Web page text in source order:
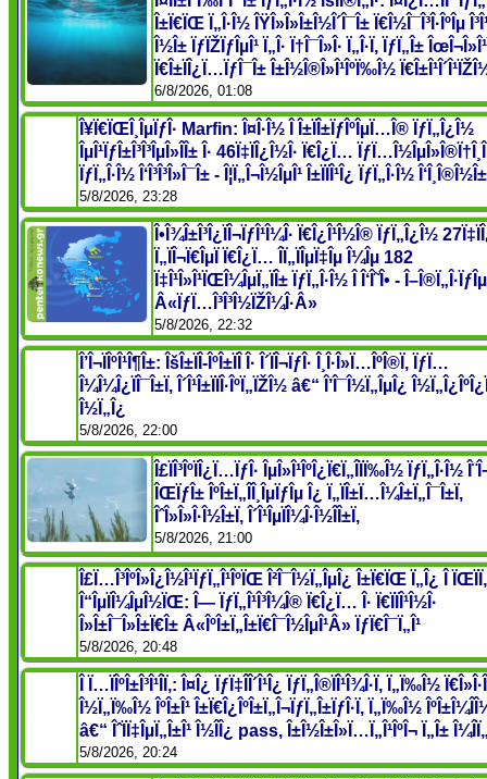
Î±Ï€ÏŒ Ï„Î·Î½ ÎŸÎ»Î»Î±Î½Î´Î¯Î± Ï€Î½Î¯Î³Î·ÎºÎµ
Î½Î± ÏƒÏŽÏƒÎµÎ¹ Ï„Î· Ï†Î¯Î»Î· Ï„Î·Ï‚ ÏƒÏ„Î±
Ï€Î±ÏÎ¿Ï…ÏƒÎ¯Î± Î±Î½Î®Î»Î¹ÎºÏ‰Î½
6/8/2026, 01:08
Î¥Ï€ÏŒÎ¸ÎµÏƒÎ· Marfin: Î¤Î·Î½ Î Î±ÏÎ±ÏƒÎºÎµÏ…Î® ÏƒÏ„Î¿Î½
ÎµÎ¹ÏƒÎ±Î³Î³ÎµÎ»Î­Î± Î· 46Ï‡ÏÎ¿Î½Î· Ï€Î¿Ï…
ÏƒÏ„Î·Î½ Î‘Î³Î³Î»Î¯Î± - Î¦Ï„Î¬Î½ÎµÎ¹ Î±ÏÏÎ¹Î¿ ÏƒÏ„Î·Î½ Î‘Î¸Î®Î½Î±
5/8/2026, 23:28
Î•Î¾Î±Î³Î¿ÏÎ¬ÏƒÎ¹Î¼Î· Ï€Î¿Î¹Î½Î® ÏƒÏ„Î¿Î½
Ï„ÏÎ¬Ï€ÎµÏ Ï€Î¿Ï… Î­Ï„ÏÎµÏ‡Îµ Î¼Îµ 182
Ï‡Î¹Î»Î¹ÏŒÎ¼ÎµÏ„ÏÎ± ÏƒÏ„Î·Î½ Î Î‘Î˜Î• - Î–Î®Ï„Î·ÏƒÎµ
Â«ÏƒÏ…Î³Î³Î½ÏŽÎ¼Î·Â»
5/8/2026, 22:32
Î’Î¬ÏÎºÎ¹Î¶Î±: ÎšÎ±ÏÎ­-ÎºÎ±ÏÎ­ Î· Î´ÏÎ¬ÏƒÎ· Î¸Î·Î»Ï…ÎºÎ®Ï‚ ÏƒÏ…
Î¼Î¼Î¿ÏÎ¯Î±Ï‚ Î´Î¹Î±ÏÏÎ·ÎºÏ„ÏŽÎ½ â€“ Î’Î¯Î½Ï„ÎµÎ¿
Î½Ï„Î¿
5/8/2026, 22:00
Î£ÏÎ³ÎºÏÎ¿Ï…ÏƒÎ· ÎµÎ»Î¹ÎºÎ¿Ï€Ï„Î­ÏÏ‰Î½ ÏƒÏ„Î·Î½
ÎŒÏƒÎ± ÎºÎ±Ï„Î­Î¸ÎµÏƒÎµ Î¿ Ï„ÏÎ±Ï…Î¼Î±Ï„Î¯Î±Ï‚
ÎˆÎ»Î»Î·Î½Î±Ï‚ Î´Î¹ÎµÏÎ¼Î·Î½Î­Î±Ï‚
5/8/2026, 21:00
Î£Ï…Î³ÎºÎ»Î¿Î½Î¹ÏƒÏ„Î¹ÎºÏŒ Î²Î¯Î½Ï„ÎµÎ¿ Î±Ï€ÏŒ Ï„Î¿ Î
Î“ÎµÏÎ¼ÎµÎ½ÏŒ: Î— ÏƒÏ„Î¹Î³Î¼Î® Ï€Î¿Ï… Î· Ï€ÏÏÎ¹Î½Î·
Î»Î±Î¯Î»Î±Ï€Î± Â«ÎºÎ±Ï„Î±Ï€Î¯Î½ÎµÎ¹Â» ÏƒÏ€Î¯Ï„Î¹
5/8/2026, 20:48
Î Ï…ÏÎºÎ±Î³Î¹Î­Ï‚: Î¤Î¿ ÏƒÏ‡Î­Î´Î¹Î¿ ÏƒÏ„Î®ÏÎ¹Î¾Î·Ï‚ Ï„Ï‰Î½
Î½Ï„Ï‰Î½ ÎºÎ±Î¹ Î±Ï€Î¿ÎºÎ±Ï„Î¬ÏƒÏ„Î±ÏƒÎ·Ï‚ Ï„Ï‰Î½
â€“ ÎˆÏÏ‡ÎµÏ„Î±Î¹ Î½Î­Î¿ pass, Î±Î½Î±Î»Ï…Ï„Î¹ÎºÎ¬ Ï„Î±
5/8/2026, 20:24